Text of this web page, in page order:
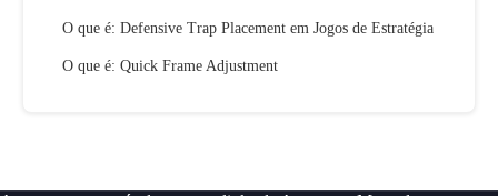
O que é: Defensive Trap Placement em Jogos de Estratégia
O que é: Quick Frame Adjustment